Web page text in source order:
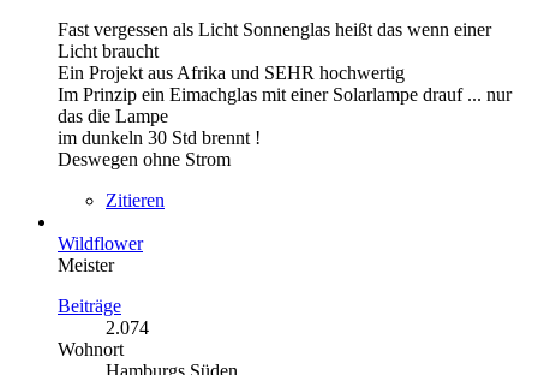
Fast vergessen als Licht Sonnenglas heißt das wenn einer
Licht braucht
Ein Projekt aus Afrika und SEHR hochwertig
Im Prinzip ein Eimachglas mit einer Solarlampe drauf ... nur
das die Lampe
im dunkeln 30 Std brennt !
Deswegen ohne Strom
Zitieren
Wildflower
Meister
Beiträge
2.074
Wohnort
Hamburgs Süden